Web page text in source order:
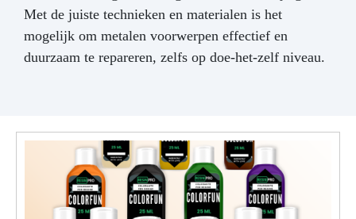
Met de juiste technieken en materialen is het
mogelijk om metalen voorwerpen effectief en
duurzaam te repareren, zelfs op doe-het-zelf niveau.